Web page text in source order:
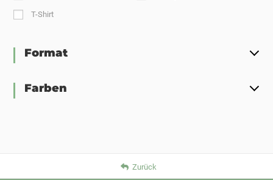
T-Shirt
Format
Farben
Zurück